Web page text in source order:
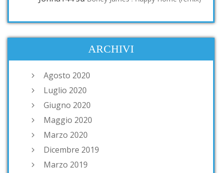
ARCHIVI
Agosto 2020
Luglio 2020
Giugno 2020
Maggio 2020
Marzo 2020
Dicembre 2019
Marzo 2019